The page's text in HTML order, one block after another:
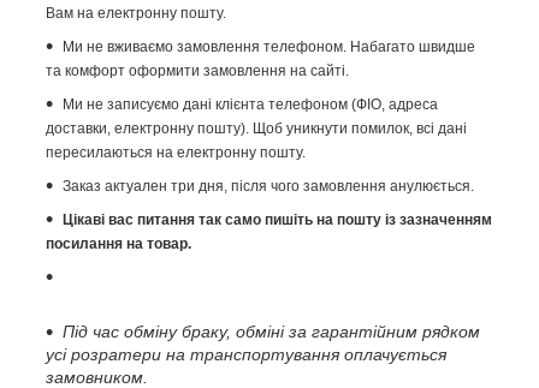
Вам на електронну пошту.
Ми не вживаємо замовлення телефоном. Набагато швидше
та комфорт оформити замовлення на сайті.
Ми не записуємо дані клієнта телефоном (ФІО, адреса
доставки, електронну пошту). Щоб уникнути помилок, всі дані
пересилаються на електронну пошту.
Заказ актуален три дня, після чого замовлення анулюється.
Цікаві вас питання так само пишіть на пошту із зазначенням
посилання на товар.
Під час обміну браку, обміні за гарантійним рядком
усі розратери на транспортування оплачується
замовником.